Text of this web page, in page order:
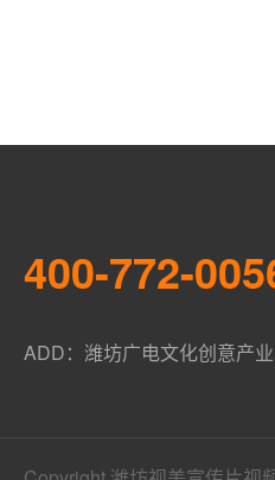
400-772-
ADD：潍坊广电文化创意产